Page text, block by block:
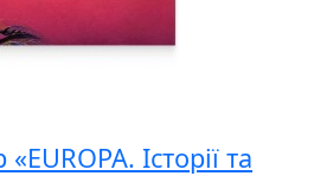
Історії та